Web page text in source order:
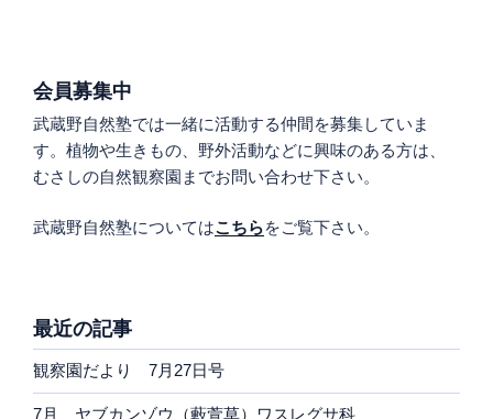
会員募集中
武蔵野自然塾では一緒に活動する仲間を募集していま
す。植物や生きもの、野外活動などに興味のある方は、
むさしの自然観察園までお問い合わせ下さい。
武蔵野自然塾についてはこちらをご覧下さい。
最近の記事
観察園だより 7月27日号
7月 ヤブカンゾウ（藪萱草）ワスレグサ科